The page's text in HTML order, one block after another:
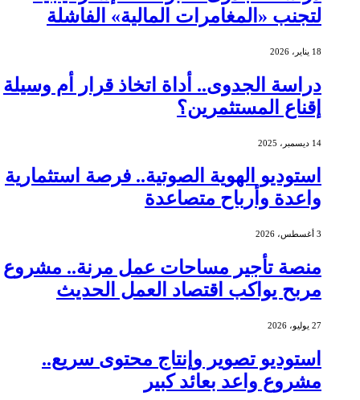
لتجنب «المغامرات المالية» الفاشلة
18 يناير، 2026
دراسة الجدوى.. أداة اتخاذ قرار أم وسيلة
إقناع المستثمرين؟
14 ديسمبر، 2025
استوديو الهوية الصوتية.. فرصة استثمارية
واعدة وأرباح متصاعدة
3 أغسطس، 2026
منصة تأجير مساحات عمل مرنة.. مشروع
مربح يواكب اقتصاد العمل الحديث
27 يوليو، 2026
استوديو تصوير وإنتاج محتوى سريع..
مشروع واعد بعائد كبير